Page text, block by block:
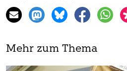
Mehr zum Thema